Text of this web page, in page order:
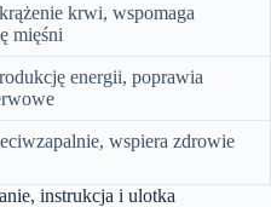
krwi, wspomaga
mięśni
energii, poprawia
wspiera zdrowie
instrukcja i ulotka